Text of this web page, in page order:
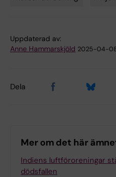
Uppdaterad av:
Anne Hammarskjöld 2025-04-
Dela
Mer om det här
Indiens luftföroreningar
dödsfallen